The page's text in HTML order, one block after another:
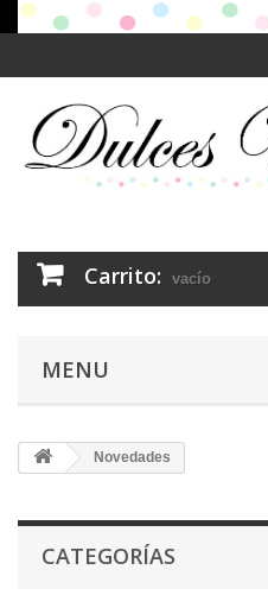
Carrito: vacío
MENU
Novedades
CATEGORÍAS